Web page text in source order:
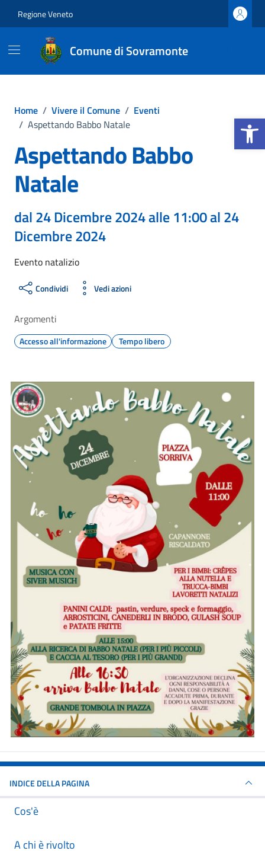
Apri la
Regione Veneto
Comune di Sovramonte
Home / Vivere il Comune / Eventi
/ Aspettando Babbo Natale
Aspettando Babbo
Natale
dal 24 Dicembre 2024 alle 11:00 al 24
Dicembre 2024
Evento natalizio
Condividi Vedi azioni
Argomenti
Accesso all'informazione Tempo libero
INDICE DELLA PAGINA
Cos'è
A chi è rivolto